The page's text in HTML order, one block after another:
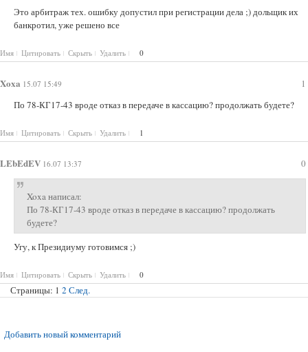
Это арбитраж тех. ошибку допустил при регистрации дела ;) дольщик их
банкротил, уже решено все
Имя Цитировать Скрыть Удалить 0
1
Xoxa 15.07 15:49
По 78-КГ17-43 вроде отказ в передаче в кассацию? продолжать будете?
Имя Цитировать Скрыть Удалить 1
0
LEbEdEV 16.07 13:37
Xoxa написал:
По 78-КГ17-43 вроде отказ в передаче в кассацию? продолжать
будете?
Угу, к Президиуму готовимся ;)
Имя Цитировать Скрыть Удалить 0
Страницы: 1 2 След.
Добавить новый комментарий